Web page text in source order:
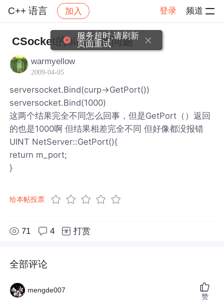
C++ 语言 加入 登录 频道
社区 C++ 语言 帖子详情
CSocket的bind函数问题
warmyellow
2009-04-05
serversocket.Bind(curp->GetPort())
serversocket.Bind(1000)
这两个结果完全不同怎么回事，但是GetPort（）返回
的也是1000啊 但结果相差完全不同 但好像都没报错
UINT NetServer::GetPort(){
return m_port;
}
给本帖投票
71 4 打赏
全部评论
mengde007
赞
服务超时,请刷新
页面重试